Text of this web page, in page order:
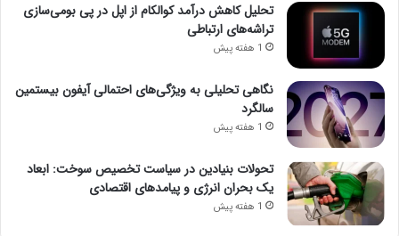
تحلیل کاهش درآمد کوالکام از اپل در پی بومی‌سازی
تراشه‌های ارتباطی
1 هفته پیش
نگاهی تحلیلی به ویژگی‌های احتمالی آیفون بیستمین
سالگرد
1 هفته پیش
تحولات بنیادین در سیاست تخصیص سوخت: ابعاد
یک بحران انرژی و پیامدهای اقتصادی
1 هفته پیش